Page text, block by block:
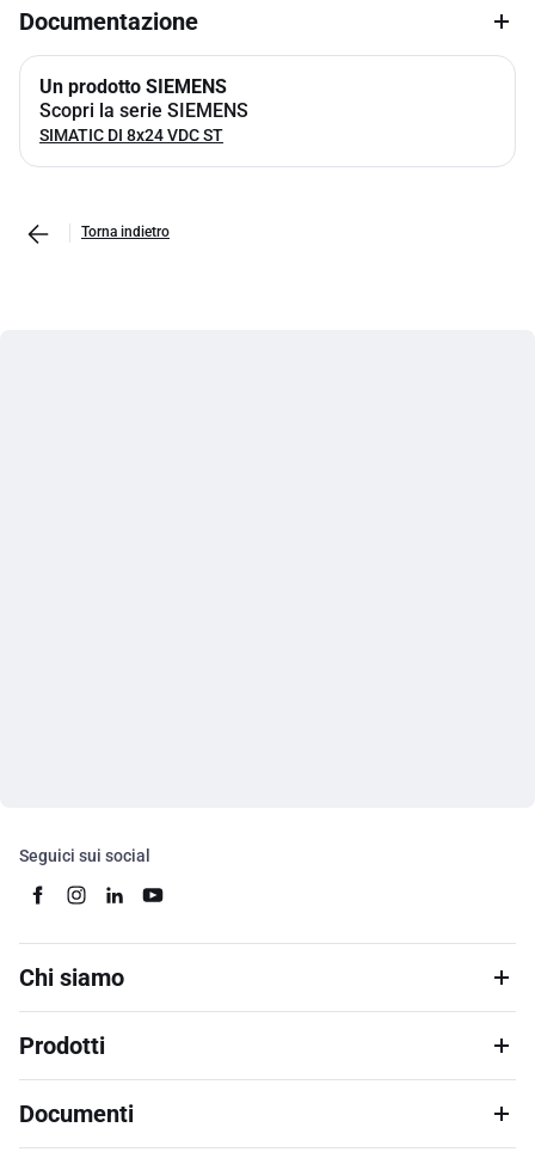
Documentazione
Un prodotto SIEMENS
Scopri la serie SIEMENS
SIMATIC DI 8x24 VDC ST
Torna indietro
Seguici sui social
Chi siamo
Prodotti
Documenti